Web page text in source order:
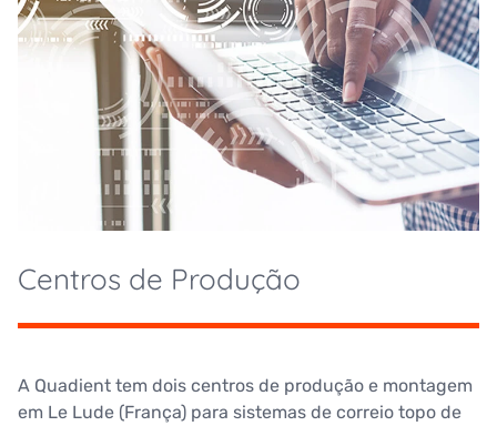
Centros de Produção
A Quadient tem dois centros de produção e montagem
em Le Lude (França) para sistemas de correio topo de